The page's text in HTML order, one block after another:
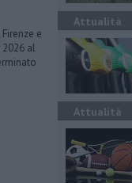
e
al
Attualità
Attualità